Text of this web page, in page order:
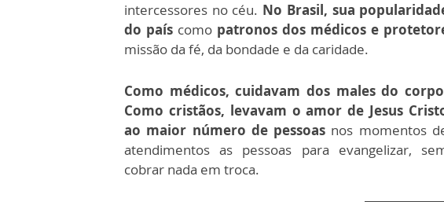
intercessores no céu. No Brasil, sua
do país como patronos dos médicos e
missão da fé, da bondade e da caridade.
Como médicos, cuidavam dos males do
Como cristãos, levavam o amor de Jesus
ao maior número de pessoas nos momentos
atendimentos as pessoas para evangelizar,
cobrar nada em troca.